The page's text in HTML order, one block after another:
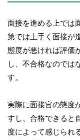
面接を進める上では
第では上手く面接が
態度が悪ければ評価
し、不合格なのでは
す。
実際に面接官の態度
すし、合格できると
度によって感じられ